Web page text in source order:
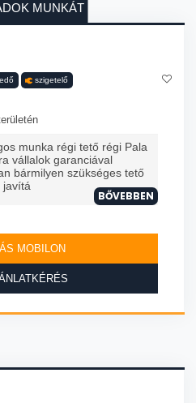
MUNKÁT
szigetelő
munka régi tető régi Pala
vállalok garanciával
bármilyen szükséges tető
javítá
BŐVEBBEN
MOBILON